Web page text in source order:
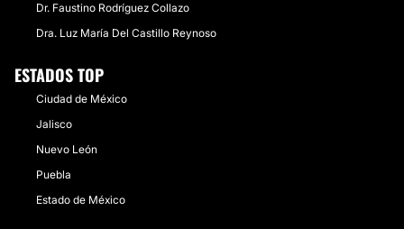
Dr. Faustino Rodríguez Collazo
Dra. Luz María Del Castillo Reynoso
ESTADOS TOP
Ciudad de México
Jalisco
Nuevo León
Puebla
Estado de México